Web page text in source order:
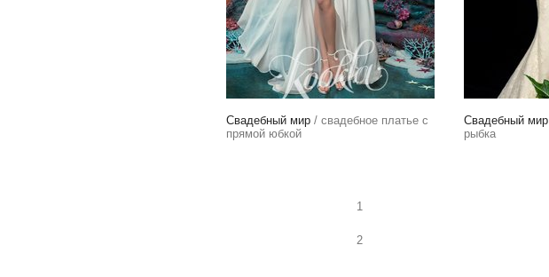
Свадебный мир / свадебное платье с
прямой юбкой
Свадебный мир
рыбка
1
2